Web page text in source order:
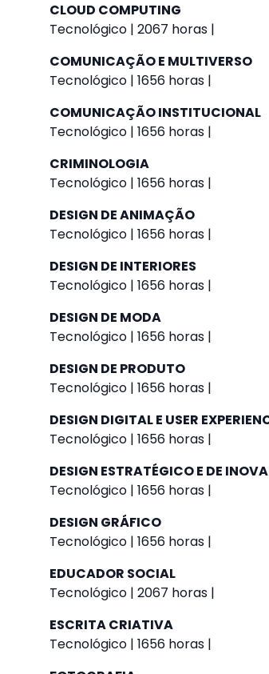
CLOUD COMPUTING
Tecnológico | 2067 horas |
COMUNICAÇÃO E MULTIVERSO
Tecnológico | 1656 horas |
COMUNICAÇÃO INSTITUCIONAL
Tecnológico | 1656 horas |
CRIMINOLOGIA
Tecnológico | 1656 horas |
DESIGN DE ANIMAÇÃO
Tecnológico | 1656 horas |
DESIGN DE INTERIORES
Tecnológico | 1656 horas |
DESIGN DE MODA
Tecnológico | 1656 horas |
DESIGN DE PRODUTO
Tecnológico | 1656 horas |
DESIGN DIGITAL E USER
Tecnológico | 1656 horas |
DESIGN ESTRATÉGICO E DE
Tecnológico | 1656 horas |
DESIGN GRÁFICO
Tecnológico | 1656 horas |
EDUCADOR SOCIAL
Tecnológico | 2067 horas |
ESCRITA CRIATIVA
Tecnológico | 1656 horas |